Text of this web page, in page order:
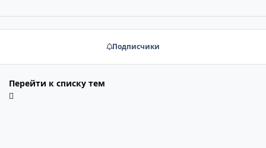
Подписчики
Перейти к списку тем